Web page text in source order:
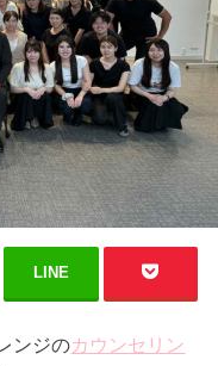
LINE
ンジのカウンセリン